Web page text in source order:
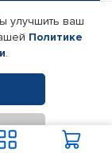
улучшить ваш
Политике
.
В корзину